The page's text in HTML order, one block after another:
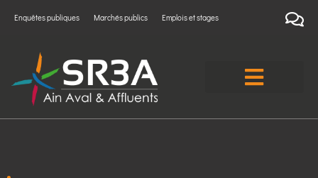
Enquêtes publiques Marchés publics Emplois et stages